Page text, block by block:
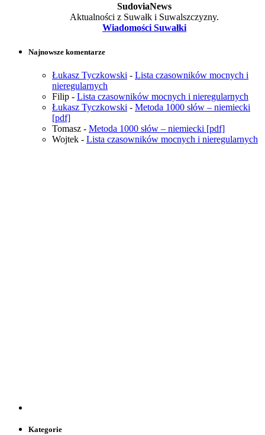
SudoviaNews
Aktualności z Suwałk i Suwalszczyzny.
Wiadomości Suwałki
Najnowsze komentarze
Łukasz Tyczkowski - Lista czasowników mocnych i
nieregularnych
Filip - Lista czasowników mocnych i nieregularnych
Łukasz Tyczkowski - Metoda 1000 słów – niemiecki
[pdf]
Tomasz - Metoda 1000 słów – niemiecki [pdf]
Wojtek - Lista czasowników mocnych i nieregularnych
Kategorie